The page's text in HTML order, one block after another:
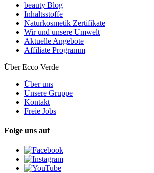
beauty Blog
Inhaltsstoffe
Naturkosmetik Zertifikate
Wir und unsere Umwelt
Aktuelle Angebote
Affiliate Programm
Über Ecco Verde
Über uns
Unsere Gruppe
Kontakt
Freie Jobs
Folge uns auf